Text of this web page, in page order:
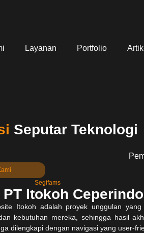
Layanan Portfolio
Seputar Teknologi
Segifams
Itokoh Ceperindo
Itokoh adalah proyek unggulan
kebutuhan mereka, sehingga hasil
dilengkapi dengan navigasi yang user-